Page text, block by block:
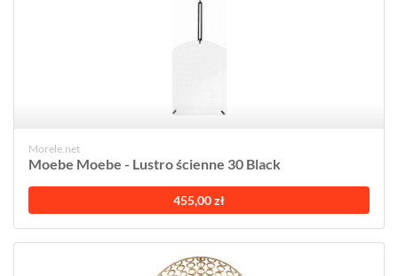
Morele.net
Moebe Moebe - Lustro ścienne 30 Black
455,00 zł